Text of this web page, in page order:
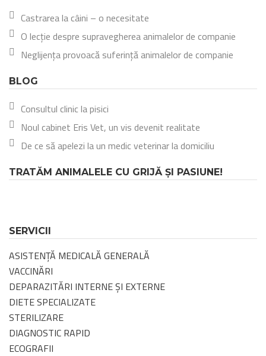
Castrarea la câini – o necesitate
O lecție despre supravegherea animalelor de companie
Neglijența provoacă suferință animalelor de companie
BLOG
Consultul clinic la pisici
Noul cabinet Eris Vet, un vis devenit realitate
De ce să apelezi la un medic veterinar la domiciliu
TRATĂM ANIMALELE CU GRIJĂ ȘI PASIUNE!
SERVICII
ASISTENȚĂ MEDICALĂ GENERALĂ
VACCINĂRI
DEPARAZITĂRI INTERNE ȘI EXTERNE
DIETE SPECIALIZATE
STERILIZARE
DIAGNOSTIC RAPID
ECOGRAFII